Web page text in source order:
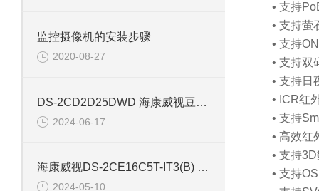
监控摄像机的安装步骤
2020-08-27
DS-2CD2D25DWD 海康威视豆干型小孔摄像机
2024-06-17
海康威视DS-2CE16C5T-IT3(B) 130万红外防水同轴摄像机
2024-05-10
• 支持
• 支持萤
• 支持
• 支持双
• 支持日
• ICR红
• 支持
• 高效红
• 支持
• 支持